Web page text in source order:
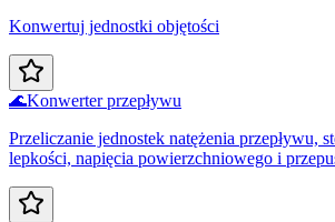
Konwertuj jednostki objętości
🌊Konwerter przepływu
Przeliczanie jednostek natężenia przepływu,
lepkości, napięcia powierzchniowego i